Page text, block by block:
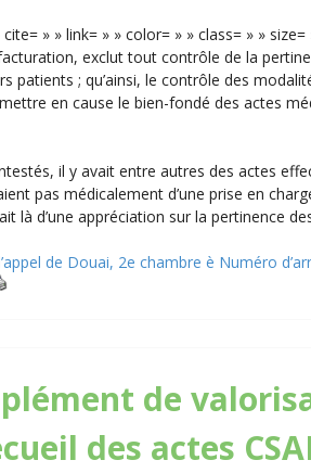
» » link= » » color= » » class= » »
exclut tout contrôle de la
patients ; qu’ainsi, le contrôle des
en cause le bien-fondé des actes
il y avait entre autres des actes
pas médicalement d’une prise en
là d’une appréciation sur la pertinence
de Douai, 2e chambre è Numéro
de
des actes